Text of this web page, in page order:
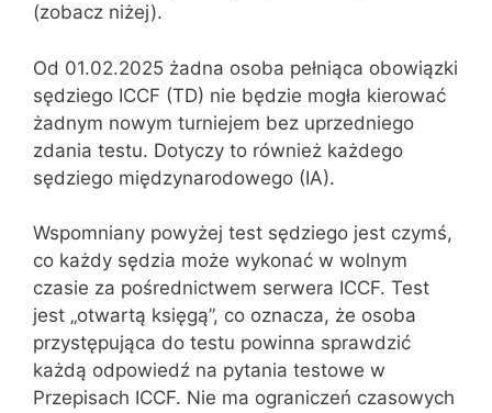
(zobacz niżej).
Od 01.02.2025 żadna osoba pełniąca obowiązki
sędziego ICCF (TD) nie będzie mogła kierować
żadnym nowym turniejem bez uprzedniego
zdania testu. Dotyczy to również każdego
sędziego międzynarodowego (IA).
Wspomniany powyżej test sędziego jest czymś,
co każdy sędzia może wykonać w wolnym
czasie za pośrednictwem serwera ICCF. Test
jest „otwartą księgą”, co oznacza, że osoba
przystępująca do testu powinna sprawdzić
każdą odpowiedź na pytania testowe w
Przepisach ICCF. Nie ma ograniczeń czasowych